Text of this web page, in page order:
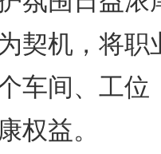
契机，将职
车间、工位
权益。